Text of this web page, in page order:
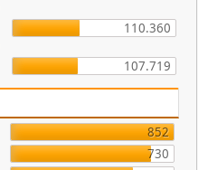
110.360
107.719
852
730